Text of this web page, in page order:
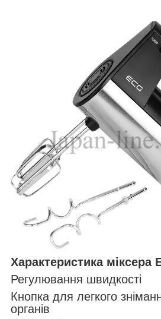
Характеристика міксера
Регулювання швидкості
Кнопка для легкого
органів